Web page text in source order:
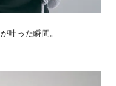
叶った瞬間。